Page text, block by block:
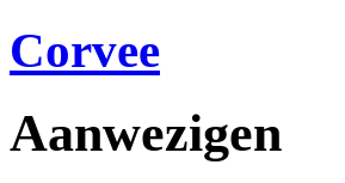
Corvee
Aanwezigen